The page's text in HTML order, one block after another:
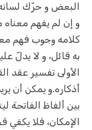
البعض و حرّك لسانه
و إن لم يفهم
كلامه وجوب فهم
به قائل، و لا يدلّ
الأولى تفسير عقد
أذكاره.و يمكن أن
بين ألفاظ الفاتحة
الإمكان، فلا يكفي